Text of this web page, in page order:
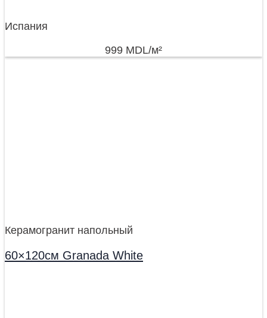
Испания
999 MDL/м²
Керамогранит напольный
60×120см Granada White